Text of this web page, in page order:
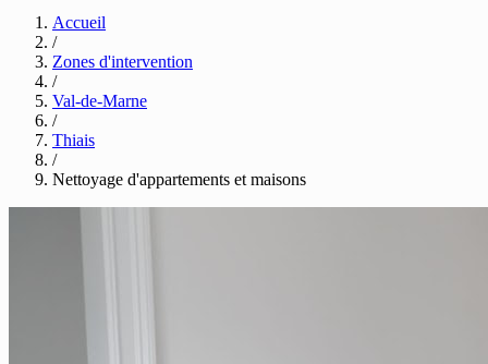
Accueil
/
Zones d'intervention
/
Val-de-Marne
/
Thiais
/
Nettoyage d'appartements et maisons